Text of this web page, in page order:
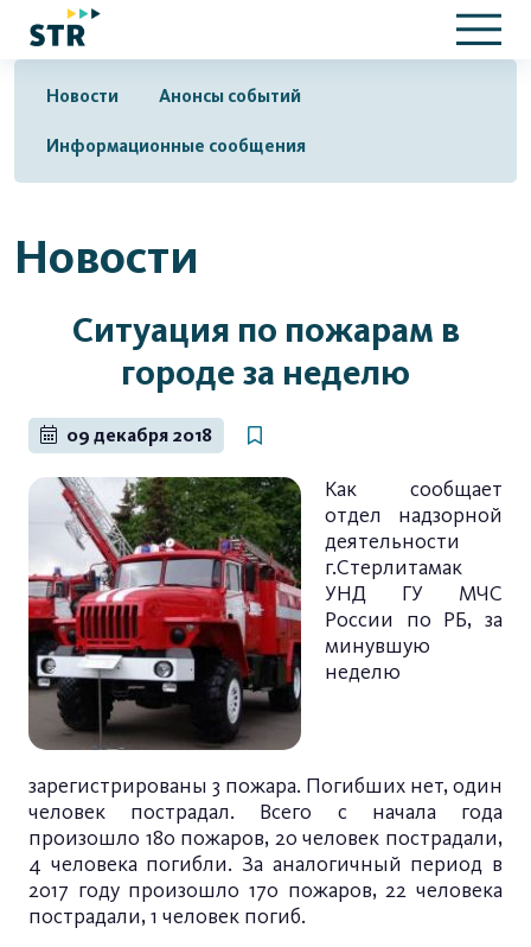
Новости Анонсы событий
Информационные сообщения
Новости
Ситуация по пожарам в
городе за неделю
09 декабря 2018
Как сообщает
отдел надзорной
деятельности
г.Стерлитамак
УНД ГУ МЧС
России по РБ, за
минувшую
неделю
зарегистрированы 3 пожара. Погибших нет, один
человек пострадал. Всего с начала года
произошло 180 пожаров, 20 человек пострадали,
4 человека погибли. За аналогичный период в
2017 году произошло 170 пожаров, 22 человека
пострадали, 1 человек погиб.